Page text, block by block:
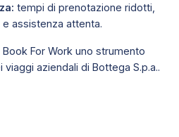
tempi di prenotazione ridotti,
assistenza attenta.
For Work uno strumento
aziendali di Bottega S.p.a..